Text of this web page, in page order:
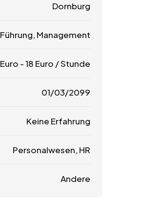
Dornburg
Führung, Management
Euro -18 Euro / Stunde
01/03/2099
Keine Erfahrung
Personalwesen, HR
Andere